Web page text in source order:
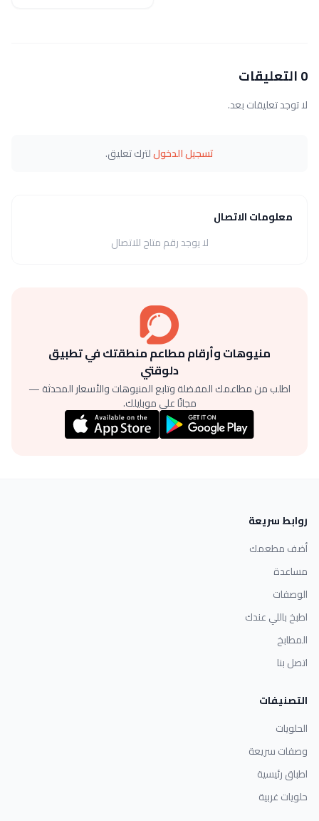
0 التعليقات
لا توجد تعليقات بعد.
تسجيل الدخوللترك تعليق.
معلومات الاتصال
لا يوجد رقم متاح للاتصال
منيوهات وأرقام مطاعم منطقتك في تطبيق
دلوقتي
اطلب من مطاعمك المفضلة وتابع المنيوهات والأسعار المحدثة —
مجانًا على موبايلك.
روابط سريعة
أضف مطعمك
مساعدة
الوصفات
اطبخ باللي عندك
المطابخ
اتصل بنا
التصنيفات
الحلويات
وصفات سريعة
اطباق رئيسية
حلويات غربية